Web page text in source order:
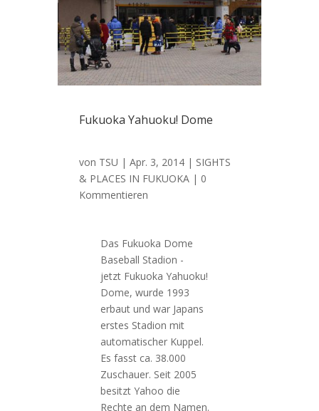
Fukuoka Yahuoku! Dome
von TSU | Apr. 3, 2014| SIGHTS
& PLACES IN FUKUOKA| 0
Kommentieren
Das Fukuoka Dome
Baseball Stadion -
jetzt Fukuoka Yahuoku!
Dome, wurde 1993
erbaut und war Japans
erstes Stadion mit
automatischer Kuppel.
Es fasst ca. 38.000
Zuschauer. Seit 2005
besitzt Yahoo die
Rechte an dem Namen.